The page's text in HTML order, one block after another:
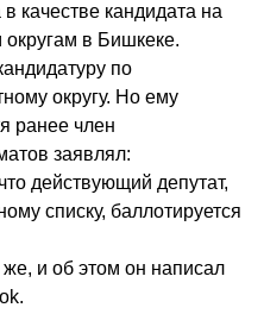
качестве кандидата на
в Бишкеке.
по
округу. Но ему
ранее член
заявлял:
действующий депутат,
списку, баллотируется
же, и об этом он написал